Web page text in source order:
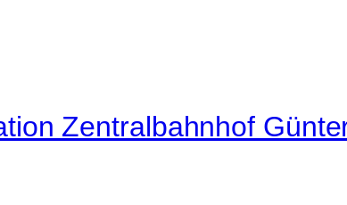
Zentralbahnhof